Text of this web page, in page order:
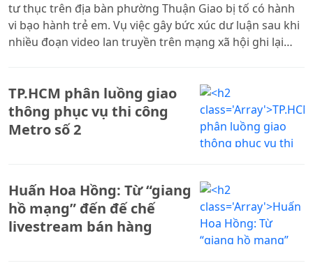
tư thục trên địa bàn phường Thuận Giao bị tố có hành
vi bạo hành trẻ em. Vụ việc gây bức xúc dư luận sau khi
nhiều đoạn video lan truyền trên mạng xã hội ghi lại
em khóc thét vì đau đớn.
TP.HCM phân luồng giao
thông phục vụ thi công
Metro số 2
Huấn Hoa Hồng: Từ “giang
hồ mạng” đến đế chế
livestream bán hàng